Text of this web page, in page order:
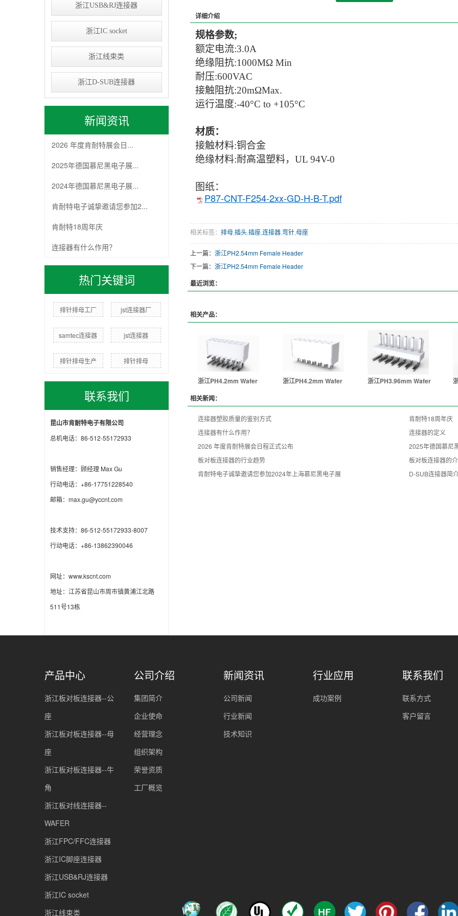
浙江USB&RJ连接器
浙江IC socket
浙江线束类
浙江D-SUB连接器
新闻资讯
2026 年度肯耐特展会日...
2025年德国慕尼黑电子展...
2024年德国慕尼黑电子展...
肯耐特电子诚挚邀请您参加2...
肯耐特18周年庆
连接器有什么作用？
热门关键词
排针排母工厂 jst连接器厂
samtec连接器 jst连接器
排针排母生产 排针排母
联系我们
昆山市肯耐特电子有限公司
总机电话：86-512-55172933
销售经理：顾经理 Max Gu
行动电话：+86-17751228540
邮箱：max.gu@yccnt.com
技术支持：86-512-55172933-8007
行动电话：+86-13862390046
网址：www.kscnt.com
地址：江苏省昆山市周市镇黄浦江北路
511号13栋
详细介绍
规格参数;
额定电流:3.0A
绝缘阻抗:1000MΩ Min
耐压:600VAC
接触阻抗:20mΩMax.
运行温度:-40°C to +105°C
材质：
接触材料:铜合金
绝缘材料:耐高温塑料，UL 94V-0
图纸：
P87-CNT-F254-2xx-GD-H-B-T.pdf
相关标签： 排母插头插座连接器弯针母座
上一篇： 浙江PH2.54mm Female Header
下一篇： 浙江PH2.54mm Female Header
最近浏览：
相关产品：
浙江PH4.2mm Wafer 浙江PH4.2mm Wafer 浙江PH3.96mm Wafer
相关新闻：
连接器塑胶质量的鉴别方式
肯耐特18周年庆
连接器有什么作用？
连接器的定义
2026 年度肯耐特展会日程正式公布
2025年德国慕尼
板对板连接器的行业趋势
板对板连接器的
肯耐特电子诚挚邀请您参加2024年上海慕尼黑电子展
D-SUB连接器简
产品中心
浙江板对板连接器--公
座
浙江板对板连接器--母
座
浙江板对板连接器--牛
角
浙江板对线连接器--
WAFER
浙江FPC/FFC连接器
浙江IC脚座连接器
浙江USB&RJ连接器
浙江IC socket
浙江线束类
公司介绍
集团简介
企业使命
经营理念
组织架构
荣誉资质
工厂概览
新闻资讯
公司新闻
行业新闻
技术知识
行业应用
成功案例
联系我们
联系方式
客户留言